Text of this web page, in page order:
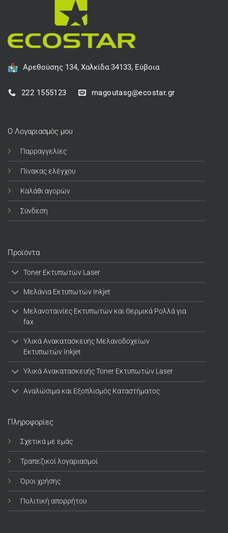
Αρεθούσης 134, Χαλκίδα 34133, Εύβοια
222 1555123 magoutasg@ecostar.gr
Ο Λογαριασμός μου
Παρραγγελίες
Πίνακας ελέγχου
Καλάθι αγορών
Σύνδεση
Προϊόντα
Toner Εκτυπωτών Laser
Μελάνια Εκτυπωτών Inkjet
Μελανοταινίες Εκτυπωτών και Θερμικά Ρολλά για
fax
Υλικά Ανακατασκευής Μελανοδοχείων
Εκτυπωτών Inkjet
Υλικά Ανακατασκευής Toner Εκτυπωτών Laser
Αναλώσιμα και Εξοπλισμός Καταστήματος
Πληροφορίες
Σχετικά με εμάς
Τραπεζικοί λογαριασμοί
Όροι χρήσης
Πολιτική απορρήτου